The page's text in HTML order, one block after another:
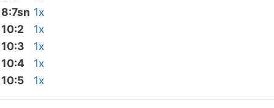
8:7sn 1x
10:2
1x
10:3
1x
10:4
1x
10:5
1x